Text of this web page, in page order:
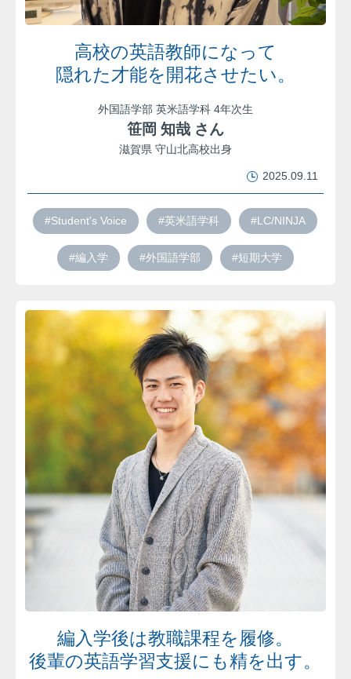
高校の英語教師になって
隠れた才能を開花させたい。
外国語学部 英米語学科 4年次生
笹岡 知哉 さん
滋賀県 守山北高校出身
2025.09.11
#Student's Voice #英米語学科 #LC/NINJA
#編入学 #外国語学部 #短期大学
編入学後は教職課程を履修。
後輩の英語学習支援にも精を出す。